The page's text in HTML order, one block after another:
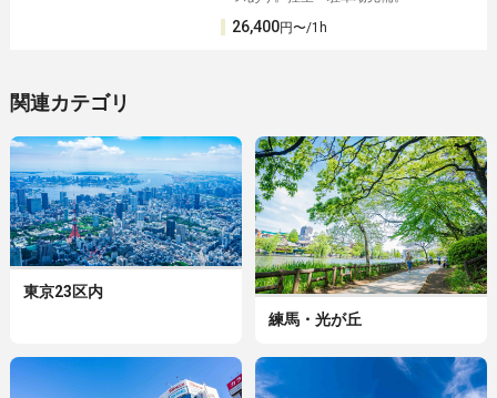
26,400円〜/1h
関連カテゴリ
東京23区内
練馬・光が丘